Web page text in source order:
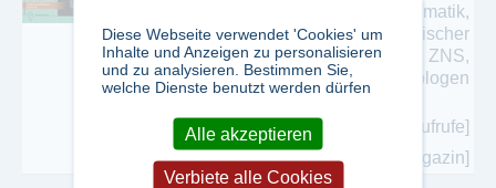
und Neurologische Psychosomatik,
Diagnostik und Therapie chronischer
Erkrankungen des ZNS,
Grundlagenforschung; Leser: Neurologen
[5971 Aufrufe]
[mehr zu diesem Magazin]
Diese Webseite verwendet 'Cookies' um
Inhalte und Anzeigen zu personalisieren
und zu analysieren. Bestimmen Sie,
welche Dienste benutzt werden dürfen
Alle akzeptieren
Verbiete alle Cookies